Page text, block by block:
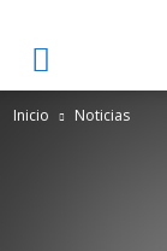
Inicio Noticias